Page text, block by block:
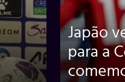
Japão
para a